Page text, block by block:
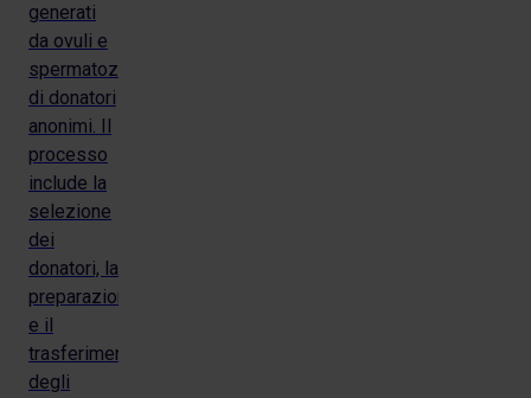
generati
da ovuli e
spermatozoi
di donatori
anonimi. Il
processo
include la
selezione
dei
donatori, la
preparazione
e il
trasferimento
degli